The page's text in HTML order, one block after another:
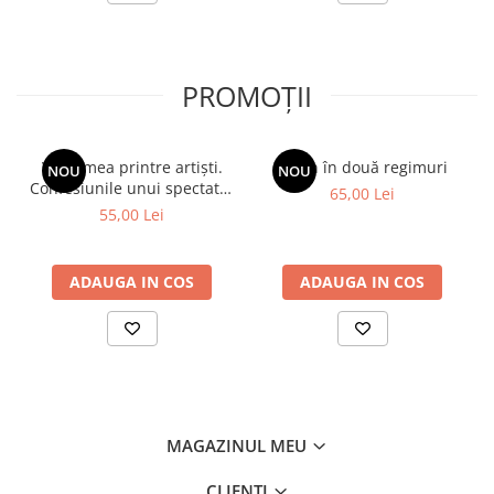
PROMOȚII
NOU
Viața mea printre artiști.
Confesiunile unui spectator
fidel
55,00 Lei
ADAUGA IN COS
NOU
Spion în două regimuri
65,00 Lei
ADAUGA IN COS
MAGAZINUL MEU